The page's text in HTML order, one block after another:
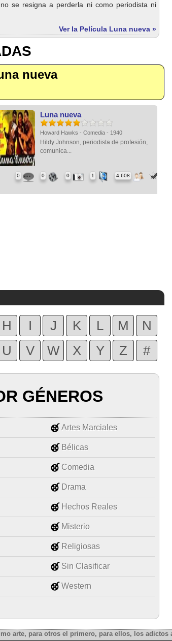
se resigna a perderla ni como periodista ni
Ver la Película Luna nueva »
nueva
Luna nueva
Howard Hawks - Comedia - 1940
Hildy Johnson, periodista de profesión,
comunica...
0 0 0 1 4,608
H I J K L M
N
U V W X Y Z #
GÉNEROS
Artes Marciales
Bélicas
Comedia
Drama
Hechos Reales
Misterio
Religiosas
Sin Clasificar
Western
arte, para otros el primero, para ellos, los adictos